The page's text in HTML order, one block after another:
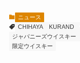
ニュース
CHIHAYA
KURAND
ジャパニーズウイスキー
限定ウイスキー